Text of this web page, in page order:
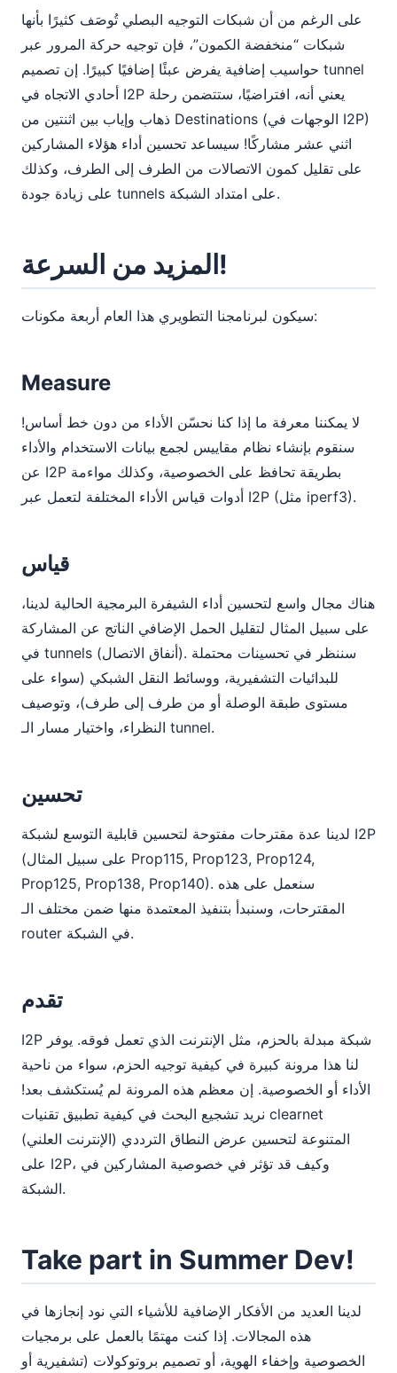
على الرغم من أن شبكات التوجيه البصلي تُوصَف كثيرًا بأنها
شبكات “منخفضة الكمون”، فإن توجيه حركة المرور عبر
حواسيب إضافية يفرض عبئًا إضافيًا كبيرًا. إن تصميم tunnel
أحادي الاتجاه في I2P يعني أنه، افتراضيًا، ستتضمن رحلة
ذهاب وإياب بين اثنتين من Destinations (الوجهات في I2P)
اثني عشر مشاركًا! سيساعد تحسين أداء هؤلاء المشاركين
على تقليل كمون الاتصالات من الطرف إلى الطرف، وكذلك
على زيادة جودة tunnels على امتداد الشبكة.
المزيد من السرعة!
سيكون لبرنامجنا التطويري هذا العام أربعة مكونات:
Measure
لا يمكننا معرفة ما إذا كنا نحسّن الأداء من دون خط أساس!
سنقوم بإنشاء نظام مقاييس لجمع بيانات الاستخدام والأداء
عن I2P بطريقة تحافظ على الخصوصية، وكذلك مواءمة
أدوات قياس الأداء المختلفة لتعمل عبر I2P (مثل iperf3).
قياس
هناك مجال واسع لتحسين أداء الشيفرة البرمجية الحالية لدينا،
على سبيل المثال لتقليل الحمل الإضافي الناتج عن المشاركة
في tunnels (أنفاق الاتصال). سننظر في تحسينات محتملة
للبدائيات التشفيرية، ووسائط النقل الشبكي (سواء على
مستوى طبقة الوصلة أو من طرف إلى طرف)، وتوصيف
النظراء، واختيار مسار الـ tunnel.
تحسين
لدينا عدة مقترحات مفتوحة لتحسين قابلية التوسع لشبكة I2P
(على سبيل المثال Prop115, Prop123, Prop124,
Prop125, Prop138, Prop140). سنعمل على هذه
المقترحات، وسنبدأ بتنفيذ المعتمدة منها ضمن مختلف الـ
router في الشبكة.
تقدم
I2P شبكة مبدلة بالحزم، مثل الإنترنت الذي تعمل فوقه. يوفر
لنا هذا مرونة كبيرة في كيفية توجيه الحزم، سواء من ناحية
الأداء أو الخصوصية. إن معظم هذه المرونة لم يُستكشف بعد!
نريد تشجيع البحث في كيفية تطبيق تقنيات clearnet
(الإنترنت العلني) المتنوعة لتحسين عرض النطاق الترددي
على I2P، وكيف قد تؤثر في خصوصية المشاركين في
الشبكة.
Take part in Summer Dev!
لدينا العديد من الأفكار الإضافية للأشياء التي نود إنجازها في
هذه المجالات. إذا كنت مهتمًا بالعمل على برمجيات
الخصوصية وإخفاء الهوية، أو تصميم بروتوكولات (تشفيرية أو